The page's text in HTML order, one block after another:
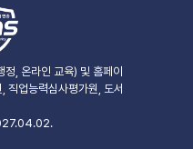
, 온라인 교육) 및 홈페이
직업능력심사평가원, 도서